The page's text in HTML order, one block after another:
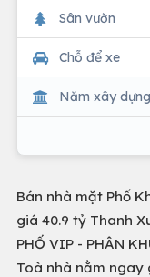
Sân vườn
Chỗ để xe
Năm xây dựng
Bán nhà mặt Phố
giá 40.9 tỷ Thanh
PHỐ VIP - PHÂN
Toà nhà nằm ngay